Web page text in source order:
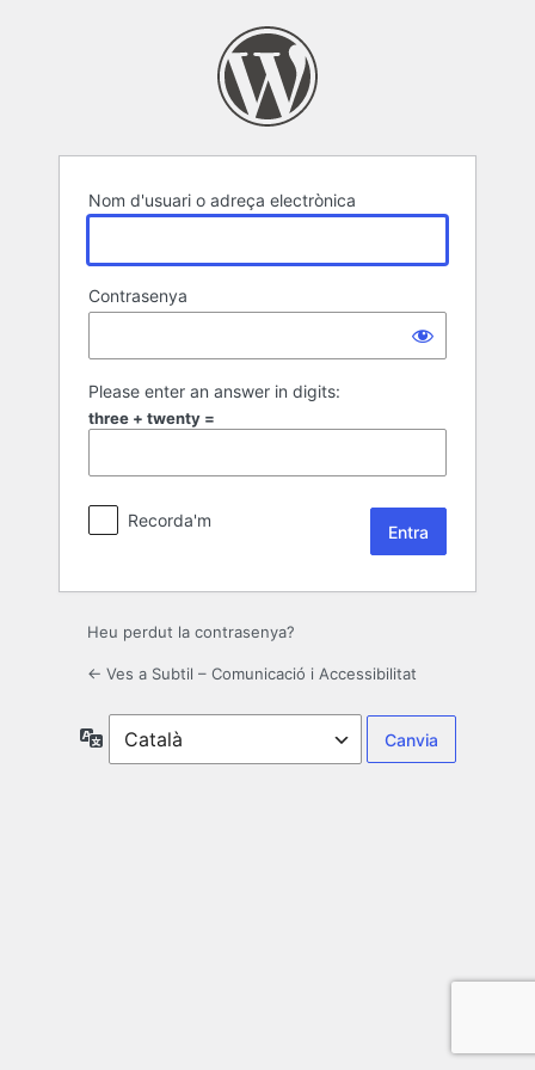
Nom d'usuari o adreça electrònica
Contrasenya
Please enter an answer in digits:
three + twenty =
Recorda'm
Heu perdut la contrasenya?
← Ves a Subtil – Comunicació i Accessibilitat
Idioma